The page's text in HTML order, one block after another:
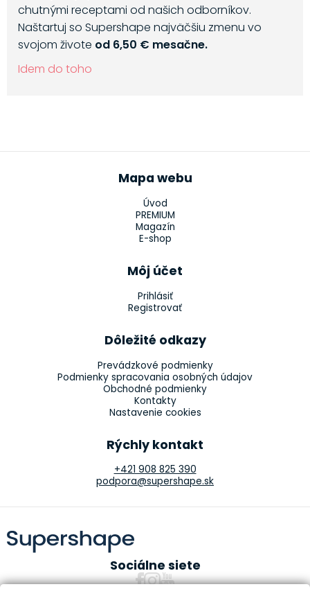
chutnými receptami od našich odborníkov.
Naštartuj so Supershape najväčšiu zmenu vo
svojom živote od 6,50 € mesačne.
Idem do toho
Mapa webu
Úvod
PREMIUM
Magazín
E-shop
Môj účet
Prihlásiť
Registrovať
Dôležité odkazy
Prevádzkové podmienky
Podmienky spracovania osobných údajov
Obchodné podmienky
Kontakty
Nastavenie cookies
Rýchly kontakt
+421 908 825 390
podpora@supershape.sk
Sociálne siete